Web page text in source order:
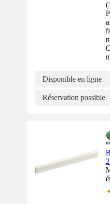
(
Disponible en ligne
Réservation possible